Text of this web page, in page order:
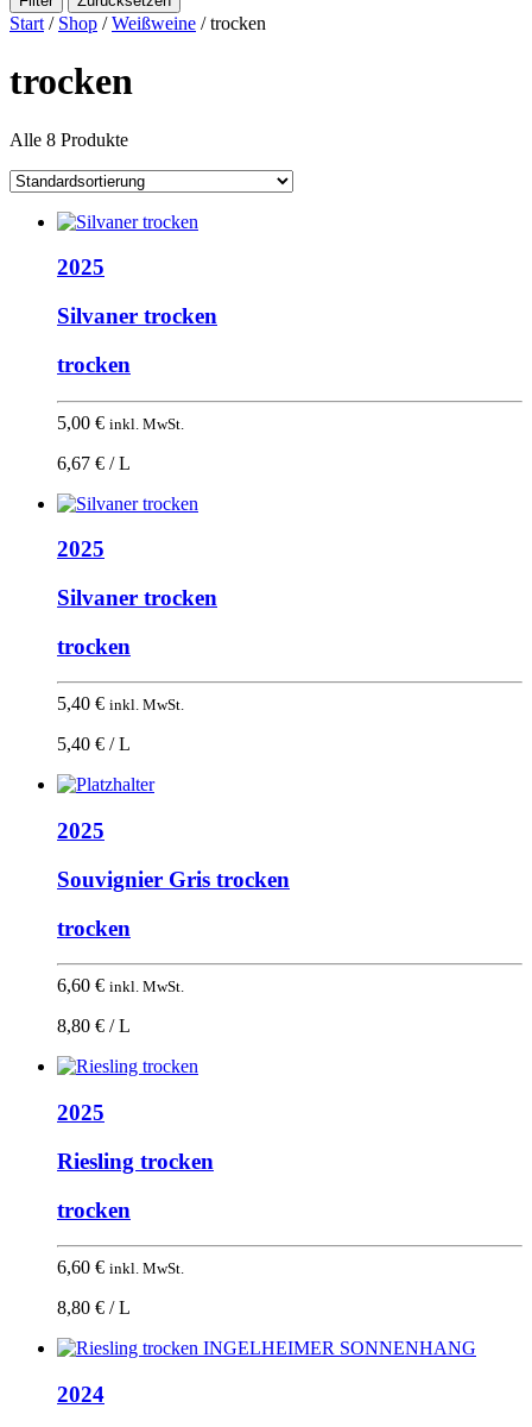
Start / Shop /Weißweine / trocken
trocken
Alle 8 Produkte
2025
Silvaner trocken
trocken
5,00 € inkl. MwSt.
6,67 € / L
2025
Silvaner trocken
trocken
5,40 € inkl. MwSt.
5,40 € / L
2025
Souvignier Gris trocken
trocken
6,60 € inkl. MwSt.
8,80 € / L
2025
Riesling trocken
trocken
6,60 € inkl. MwSt.
8,80 € / L
2024